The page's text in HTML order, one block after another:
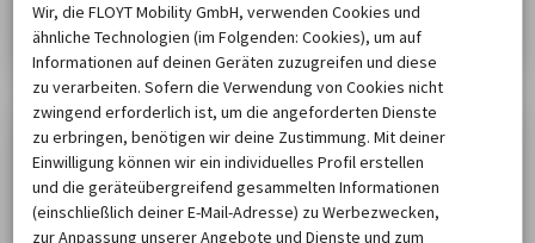
Italien ist wie gemacht für eine Rundreise mit dem
Mietwagen. Wir stellen Ihnen fünf Routen für den
perfekten Roadtrip durch Italien vor – egal ob Sie nur 10
Tage unterwegs sein möchten oder direkt vier Wochen.
Zum Artikel
Wir, die FLOYT Mobility GmbH, verwenden Cookies und
ähnliche Technologien (im Folgenden: Cookies), um auf
Informationen auf deinen Geräten zuzugreifen und diese
zu verarbeiten. Sofern die Verwendung von Cookies nicht
zwingend erforderlich ist, um die angeforderten Dienste
zu erbringen, benötigen wir deine Zustimmung. Mit deiner
Einwilligung können wir ein individuelles Profil erstellen
und die geräteübergreifend gesammelten Informationen
(einschließlich deiner E-Mail-Adresse) zu Werbezwecken,
zur Anpassung unserer Angebote und Dienste und zum